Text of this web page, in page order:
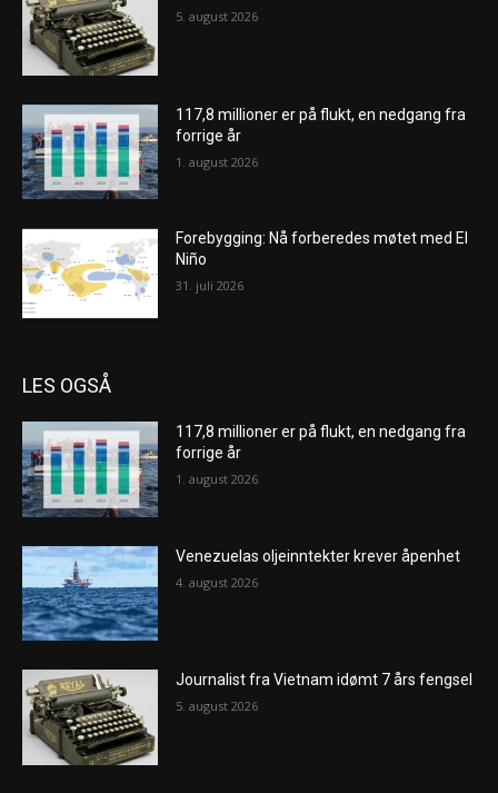
5. august 2026
117,8 millioner er på flukt, en nedgang fra
forrige år
1. august 2026
Forebygging: Nå forberedes møtet med El
Niño
31. juli 2026
LES OGSÅ
117,8 millioner er på flukt, en nedgang fra
forrige år
1. august 2026
Venezuelas oljeinntekter krever åpenhet
4. august 2026
Journalist fra Vietnam idømt 7 års fengsel
5. august 2026